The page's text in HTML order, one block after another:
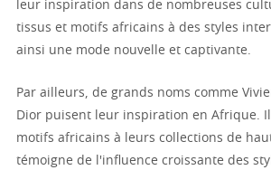
leur inspiration dans de nombreuses
tissus et motifs africains à des styles
ainsi une mode nouvelle et captivante.
Par ailleurs, de grands noms comme
Dior puisent leur inspiration en Afrique.
motifs africains à leurs collections de
témoigne de l'influence croissante des